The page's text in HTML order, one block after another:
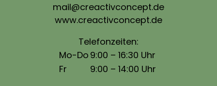
mail@creactivconcept.de
www.creactivconcept.de
Telefonzeiten:
Mo-Do 9:00 – 16:30 Uhr
Fr
9:00 – 14:00 Uhr